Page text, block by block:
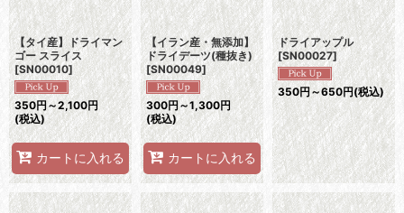
【タイ産】ドライマン
ゴー スライス
[SN00010]
350円 ～2,100円
(税込)
カートに入れる
【イラン産・無添加】
ドライデーツ(種抜き)
[SN00049]
300円～1,300円
(税込)
カートに入れる
ドライアップル
[SN00027]
350円～650円(税込)